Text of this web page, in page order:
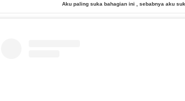
Aku paling suka bahagian ini , sebabnya aku